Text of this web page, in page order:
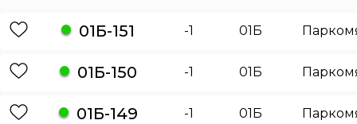
01Б-151 -1 01Б
01Б-150 -1 01Б
01Б-149 -1 01Б